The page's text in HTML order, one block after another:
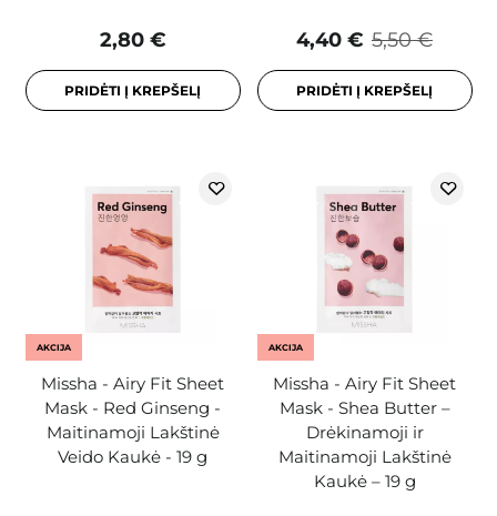
2,80 €
PRIDĖTI Į KREPŠELĮ
5,50 €
4,40 €
PRIDĖTI Į KREPŠELĮ
AKCIJA
Missha - Airy Fit Sheet
Mask - Red Ginseng -
Maitinamoji Lakštinė
Veido Kaukė - 19 g
AKCIJA
Missha - Airy Fit Sheet
Mask - Shea Butter –
Drėkinamoji ir
Maitinamoji Lakštinė
Kaukė – 19 g